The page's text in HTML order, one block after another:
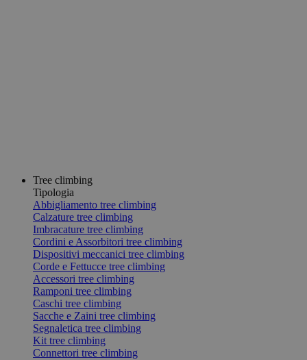
Tree climbing
Tipologia
Abbigliamento tree climbing
Calzature tree climbing
Imbracature tree climbing
Cordini e Assorbitori tree climbing
Dispositivi meccanici tree climbing
Corde e Fettucce tree climbing
Accessori tree climbing
Ramponi tree climbing
Caschi tree climbing
Sacche e Zaini tree climbing
Segnaletica tree climbing
Kit tree climbing
Connettori tree climbing